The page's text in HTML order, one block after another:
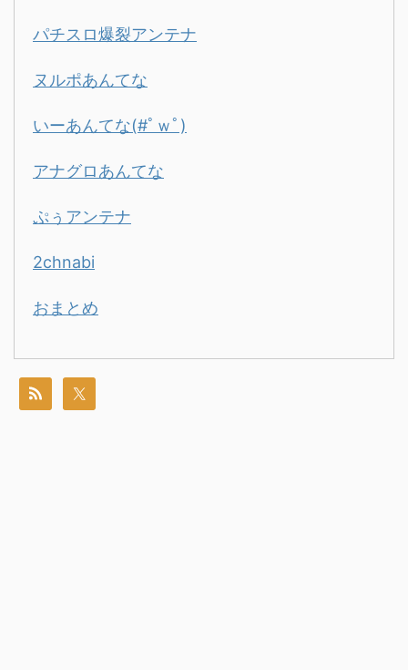
パチスロ爆裂アンテナ
ヌルポあんてな
いーあんてな(#ﾟｗﾟ)
アナグロあんてな
ぷぅアンテナ
2chnabi
おまとめ